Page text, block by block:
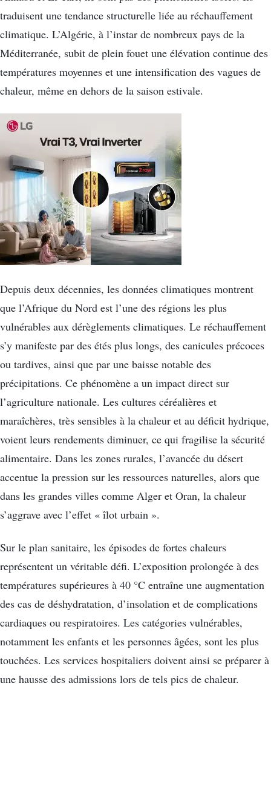
traduisent une tendance structurelle liée au réchauffement
climatique. L’Algérie, à l’instar de nombreux pays de la
Méditerranée, subit de plein fouet une élévation continue des
températures moyennes et une intensification des vagues de
chaleur, même en dehors de la saison estivale.
Depuis deux décennies, les données climatiques montrent
que l’Afrique du Nord est l’une des régions les plus
vulnérables aux dérèglements climatiques. Le réchauffement
s’y manifeste par des étés plus longs, des canicules précoces
ou tardives, ainsi que par une baisse notable des
précipitations. Ce phénomène a un impact direct sur
l’agriculture nationale. Les cultures céréalières et
maraîchères, très sensibles à la chaleur et au déficit hydrique,
voient leurs rendements diminuer, ce qui fragilise la sécurité
alimentaire. Dans les zones rurales, l’avancée du désert
accentue la pression sur les ressources naturelles, alors que
dans les grandes villes comme Alger et Oran, la chaleur
s’aggrave avec l’effet « îlot urbain ».
Sur le plan sanitaire, les épisodes de fortes chaleurs
représentent un véritable défi. L’exposition prolongée à des
températures supérieures à 40 °C entraîne une augmentation
des cas de déshydratation, d’insolation et de complications
cardiaques ou respiratoires. Les catégories vulnérables,
notamment les enfants et les personnes âgées, sont les plus
touchées. Les services hospitaliers doivent ainsi se préparer à
une hausse des admissions lors de tels pics de chaleur.